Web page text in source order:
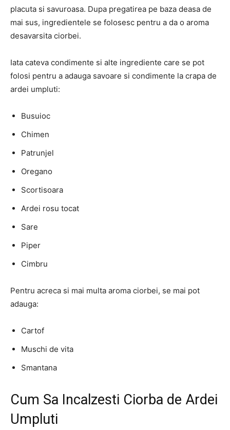
placuta si savuroasa. Dupa pregatirea pe baza deasa de
mai sus, ingredientele se folosesc pentru a da o aroma
desavarsita ciorbei.
Iata cateva condimente si alte ingrediente care se pot
folosi pentru a adauga savoare si condimente la crapa de
ardei umpluti:
Busuioc
Chimen
Patrunjel
Oregano
Scortisoara
Ardei rosu tocat
Sare
Piper
Cimbru
Pentru acreca si mai multa aroma ciorbei, se mai pot
adauga:
Cartof
Muschi de vita
Smantana
Cum Sa Incalzesti Ciorba de Ardei
Umpluti